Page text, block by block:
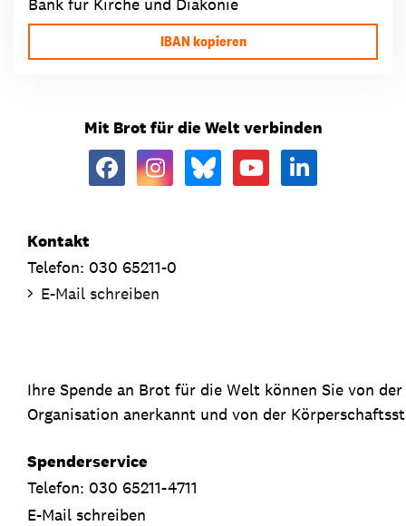
IBAN kopieren
Mit Brot für die Welt verbinden
Kontakt
Telefon: 030 65211-0
E-Mail schreiben
Ihre Spende an Brot für die Welt können Sie von
Organisation anerkannt und von der
Spenderservice
Telefon: 030 65211-4711
E-Mail schreiben